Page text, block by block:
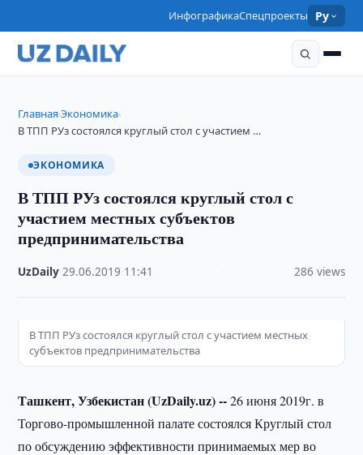
ИнфографикаСпецпроекты Ру
Главная›Экономика›
В ТПП РУз состоялся круглый стол с участием …
ЭКОНОМИКА
В ТПП РУз состоялся круглый стол с
участием местных субъектов
предпринимательства
UzDaily ·29.06.2019 11:41 286 views
В ТПП РУз состоялся круглый стол с участием местных
субъектов предпринимательства
Ташкент, Узбекистан (UzDaily.uz) --26 июня 2019г. в
Торгово-промышленной палате состоялся Круглый стол
по обсуждению эффективности принимаемых мер во